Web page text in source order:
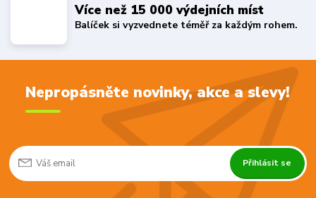
Více než 15 000 výdejních míst
Balíček si vyzvednete téměř za každým rohem.
Nepropásněte novinky, akce a slevy!
Přihlásit se